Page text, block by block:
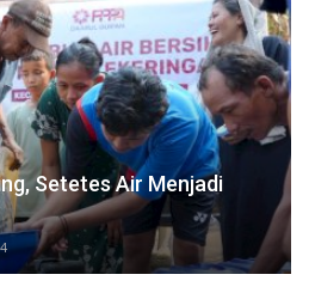
Setetes Air Menjadi
4